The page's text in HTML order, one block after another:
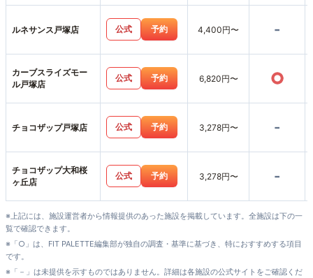
ルネサンス戸塚店 公式 予約 4,400円〜 -
カーブスライズモー
ル戸塚店
公式 予約 6,820円〜 ○
チョコザップ戸塚店 公式 予約 3,278円〜 -
チョコザップ大和桜
ヶ丘店
公式 予約 3,278円〜 -
※上記には、施設運営者から情報提供のあった施設を掲載しています。全施設は下の一
覧で確認できます。
※「○」は、FIT PALETTE編集部が独自の調査・基準に基づき、特におすすめする項目
です。
※「－」は未提供を示すものではありません。詳細は各施設の公式サイトをご確認くだ